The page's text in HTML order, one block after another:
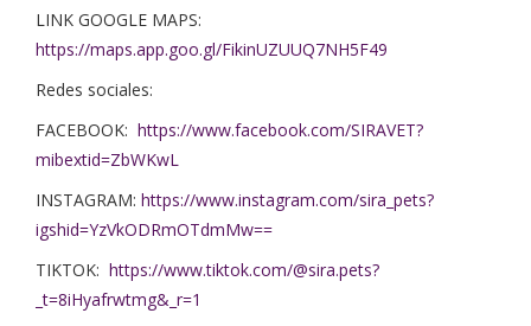
LINK GOOGLE MAPS:
https://maps.app.goo.gl/FikinUZUUQ7NH5F49
Redes sociales:
FACEBOOK: https://www.facebook.com/SIRAVET?
mibextid=ZbWKwL
INSTAGRAM: https://www.instagram.com/sira_pets?
igshid=YzVkODRmOTdmMw==
TIKTOK: https://www.tiktok.com/@sira.pets?
_t=8iHyafrwtmg&_r=1